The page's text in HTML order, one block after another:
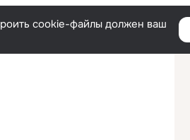
cookie-файлы должен ваш